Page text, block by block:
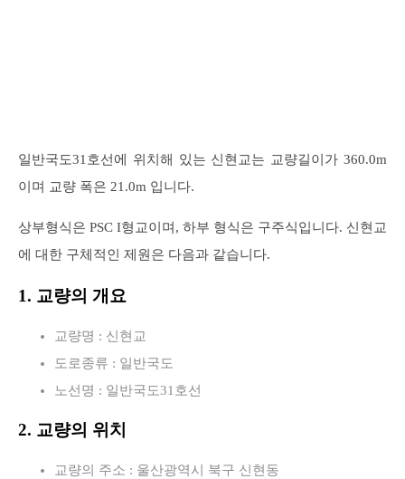
일반국도31호선에 위치해 있는 신현교는 교량길이가 360.0m
이며 교량 폭은 21.0m 입니다.
상부형식은 PSC I형교이며, 하부 형식은 구주식입니다. 신현교
에 대한 구체적인 제원은 다음과 같습니다.
1. 교량의 개요
교량명 : 신현교
도로종류 : 일반국도
노선명 : 일반국도31호선
2. 교량의 위치
교량의 주소 : 울산광역시 북구 신현동